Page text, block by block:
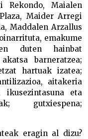
Rekondo, Maialen
Maider Arregi
Maddalen Arzallus
emakume
duten hainbat
barneratzea;
hartuak izatea;
aitakeria
ikusezintasuna eta
gutxiespena;
eragin al dizu?